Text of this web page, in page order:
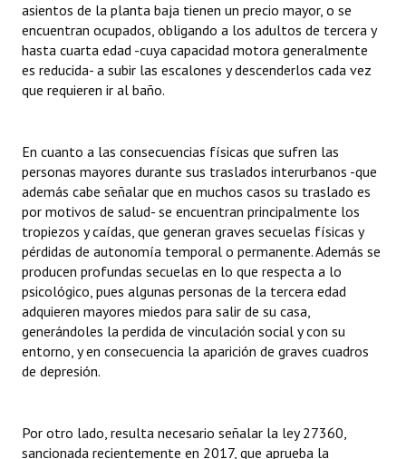
asientos de la planta baja tienen un precio mayor, o se
encuentran ocupados, obligando a los adultos de tercera y
hasta cuarta edad -cuya capacidad motora generalmente
es reducida- a subir las escalones y descenderlos cada vez
que requieren ir al baño.
En cuanto a las consecuencias físicas que sufren las
personas mayores durante sus traslados interurbanos -que
además cabe señalar que en muchos casos su traslado es
por motivos de salud- se encuentran principalmente los
tropiezos y caídas, que generan graves secuelas físicas y
pérdidas de autonomía temporal o permanente. Además se
producen profundas secuelas en lo que respecta a lo
psicológico, pues algunas personas de la tercera edad
adquieren mayores miedos para salir de su casa,
generándoles la perdida de vinculación social y con su
entorno, y en consecuencia la aparición de graves cuadros
de depresión.
Por otro lado, resulta necesario señalar la ley 27360,
sancionada recientemente en 2017, que aprueba la